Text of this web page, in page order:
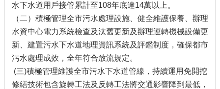
水下水道用戶接管累計至108年底達14萬以上。
（二）積極管理全市污水處理設施、健全維護保養、辦理
水資中心電力系統檢查及汰舊更新及辦理運轉機械設備更
新、建置污水下水道地理資訊系統及評鑑制度，確保都市
污水處理成效，全年符合放流規定。
(三)積極管理維護全市污水下水道管線，持續運用免開挖
修繕技術包含旋轉工法及反轉工法將交通影響降到最低，